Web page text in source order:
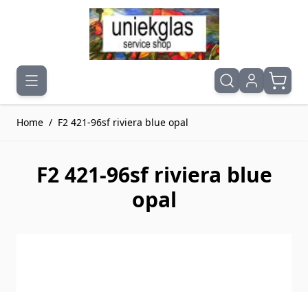
Ga naar de inhoud
Home / F2 421-96sf riviera blue opal
F2 421-96sf riviera blue
opal